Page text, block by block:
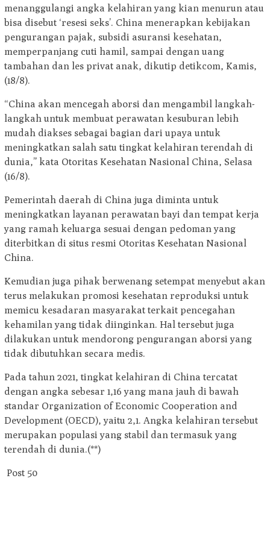
menanggulangi angka kelahiran yang kian menurun atau
bisa disebut ‘resesi seks’. China menerapkan kebijakan
pengurangan pajak, subsidi asuransi kesehatan,
memperpanjang cuti hamil, sampai dengan uang
tambahan dan les privat anak, dikutip detikcom, Kamis,
(18/8).
“China akan mencegah aborsi dan mengambil langkah-
langkah untuk membuat perawatan kesuburan lebih
mudah diakses sebagai bagian dari upaya untuk
meningkatkan salah satu tingkat kelahiran terendah di
dunia,” kata Otoritas Kesehatan Nasional China, Selasa
(16/8).
Pemerintah daerah di China juga diminta untuk
meningkatkan layanan perawatan bayi dan tempat kerja
yang ramah keluarga sesuai dengan pedoman yang
diterbitkan di situs resmi Otoritas Kesehatan Nasional
China.
Kemudian juga pihak berwenang setempat menyebut akan
terus melakukan promosi kesehatan reproduksi untuk
memicu kesadaran masyarakat terkait pencegahan
kehamilan yang tidak diinginkan. Hal tersebut juga
dilakukan untuk mendorong pengurangan aborsi yang
tidak dibutuhkan secara medis.
Pada tahun 2021, tingkat kelahiran di China tercatat
dengan angka sebesar 1,16 yang mana jauh di bawah
standar Organization of Economic Cooperation and
Development (OECD), yaitu 2,1. Angka kelahiran tersebut
merupakan populasi yang stabil dan termasuk yang
terendah di dunia.(**)
Post 50